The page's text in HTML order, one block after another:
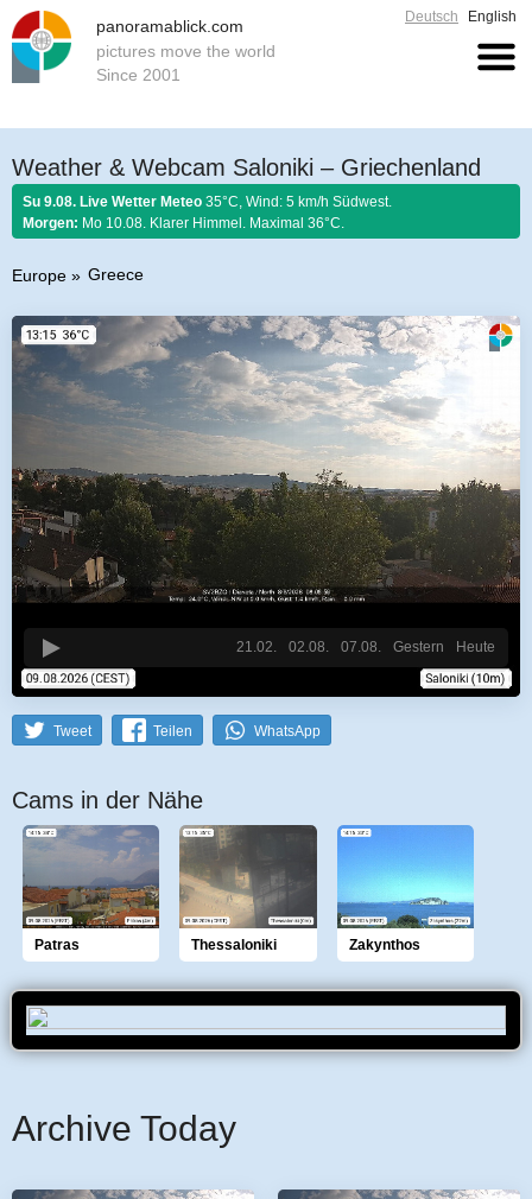
panoramablick.com
pictures move the world
Since 2001
Deutsch English
Weather & Webcam Saloniki – Griechenland
Su 9.08. Live Wetter Meteo 35°C, Wind: 5 km/h Südwest.
Morgen: Mo 10.08. Klarer Himmel. Maximal 36°C.
Europe Greece
Heute
Gestern
07.08.
02.08.
21.02.
Tweet Teilen WhatsApp
Cams in der Nähe
Patras Thessaloniki Zakynthos
Archive Today